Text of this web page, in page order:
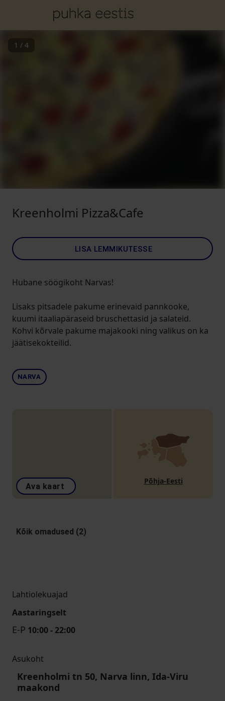
1 / 4
Kreenholmi Pizza&Cafe
LISA LEMMIKUTESSE
Hubane söögikoht Narvas!
Lisaks pitsadele pakume erinevaid pannkooke,
kuumi itaaliapäraseid bruschettasid ja salateid.
Kohvi kõrvale pakume majakooki ning valikus on ka
jäätisekokteilid.
NARVA
Ava kaart
Põhja-Eesti
Kõik omadused (2)
Lahtiolekuajad
Aastaringselt
E-P 10:00 - 22:00
Asukoht
Kreenholmi tn 50, Narva linn, Ida-Viru
maakond